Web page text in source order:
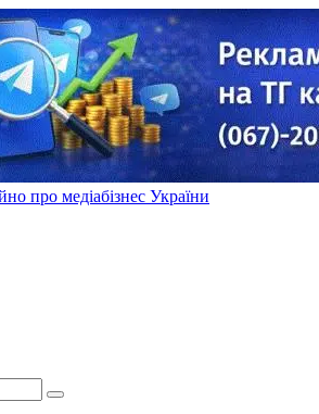
про медіабізнес України